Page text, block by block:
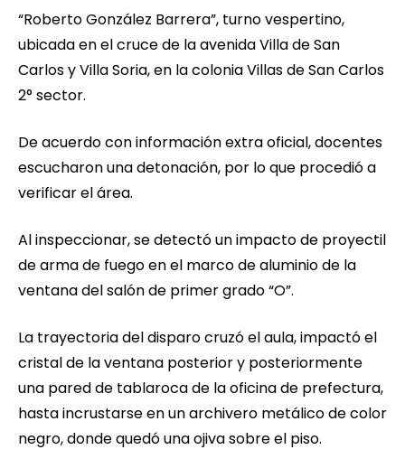
“Roberto González Barrera”, turno vespertino,
ubicada en el cruce de la avenida Villa de San
Carlos y Villa Soria, en la colonia Villas de San Carlos
2° sector.
De acuerdo con información extra oficial, docentes
escucharon una detonación, por lo que procedió a
verificar el área.
Al inspeccionar, se detectó un impacto de proyectil
de arma de fuego en el marco de aluminio de la
ventana del salón de primer grado “O”.
La trayectoria del disparo cruzó el aula, impactó el
cristal de la ventana posterior y posteriormente
una pared de tablaroca de la oficina de prefectura,
hasta incrustarse en un archivero metálico de color
negro, donde quedó una ojiva sobre el piso.